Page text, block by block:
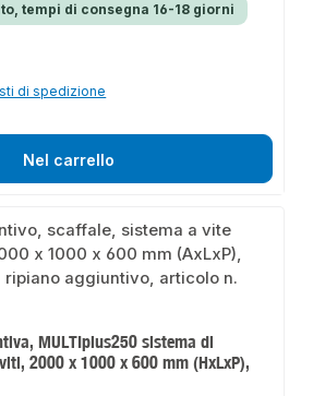
tempi di consegna 16-18 giorni
di spedizione
Nel carrello
MULTIplus250 sistema di
2000 x 1000 x 600 mm (HxLxP),